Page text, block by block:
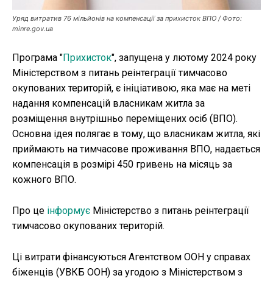
Ми в соц. мережах
Уряд витратив 76 мільйонів на компенсації за прихисток ВПО / Фото:
minre.gov.ua
Програма "Прихисток", запущена у лютому 2024 року
Міністерством з питань реінтеграції тимчасово
окупованих територій, є ініціативою, яка має на меті
надання компенсацій власникам житла за
розміщення внутрішньо переміщених осіб (ВПО).
Основна ідея полягає в тому, що власникам житла, які
приймають на тимчасове проживання ВПО, надається
компенсація в розмірі 450 гривень на місяць за
кожного ВПО.
Про це інформує Міністерство з питань реінтеграції
тимчасово окупованих територій.
Ці витрати фінансуються Агентством ООН у справах
біженців (УВКБ ООН) за угодою з Міністерством з